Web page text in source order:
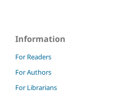
Information
For Readers
For Authors
For Librarians